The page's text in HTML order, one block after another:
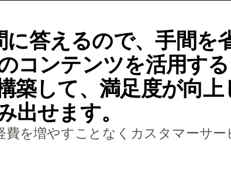
答えるので、手間を
コンテンツを活用する
築して、満足度が向上
出せます。
を増やすことなくカスタマーサー